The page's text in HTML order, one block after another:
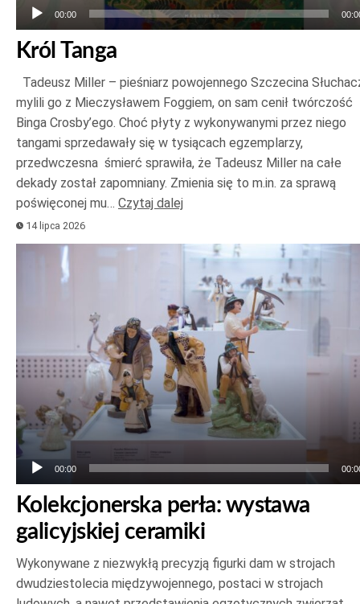
00:00
Król Tanga
Tadeusz Miller – pieśniarz powojennego Szczecina
mylili go z Mieczysławem Foggiem, on sam cenił twórczość
Binga Crosby’ego. Choć płyty z wykonywanymi przez niego
tangami sprzedawały się w tysiącach egzemplarzy,
przedwczesna śmierć sprawiła, że Tadeusz Miller na całe
dekady został zapomniany. Zmienia się to m.in. za sprawą
poświęconej mu… Czytaj dalej
14 lipca 2026
Odtwarzacz
00:00
Kolekcjonerska perła: wystawa
galicyjskiej ceramiki
Wykonywane z niezwykłą precyzją figurki dam w strojach
dwudziestolecia międzywojennego, postaci w strojach